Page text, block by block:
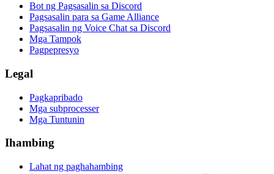
Bot ng Pagsasalin sa Discord
Pagsasalin para sa Game Alliance
Pagsasalin ng Voice Chat sa Discord
Mga Tampok
Pagpepresyo
Legal
Pagkapribado
Mga subprocesser
Mga Tuntunin
Ihambing
Lahat ng paghahambing